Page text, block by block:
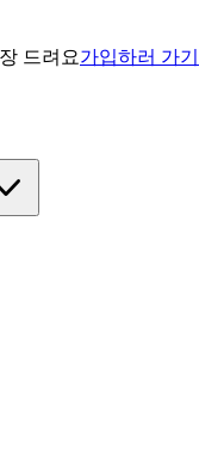
드려요가입하러 가기